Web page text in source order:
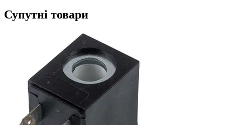
Супутні товари